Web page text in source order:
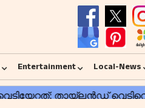
Entertainment Local-News